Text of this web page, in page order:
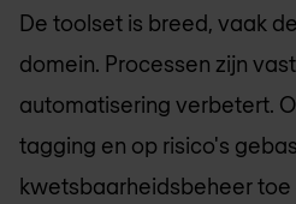
De toolset is breed, vaak
domein. Processen zijn
automatisering verbetert.
tagging en op risico's
kwetsbaarheidsbeheer toe